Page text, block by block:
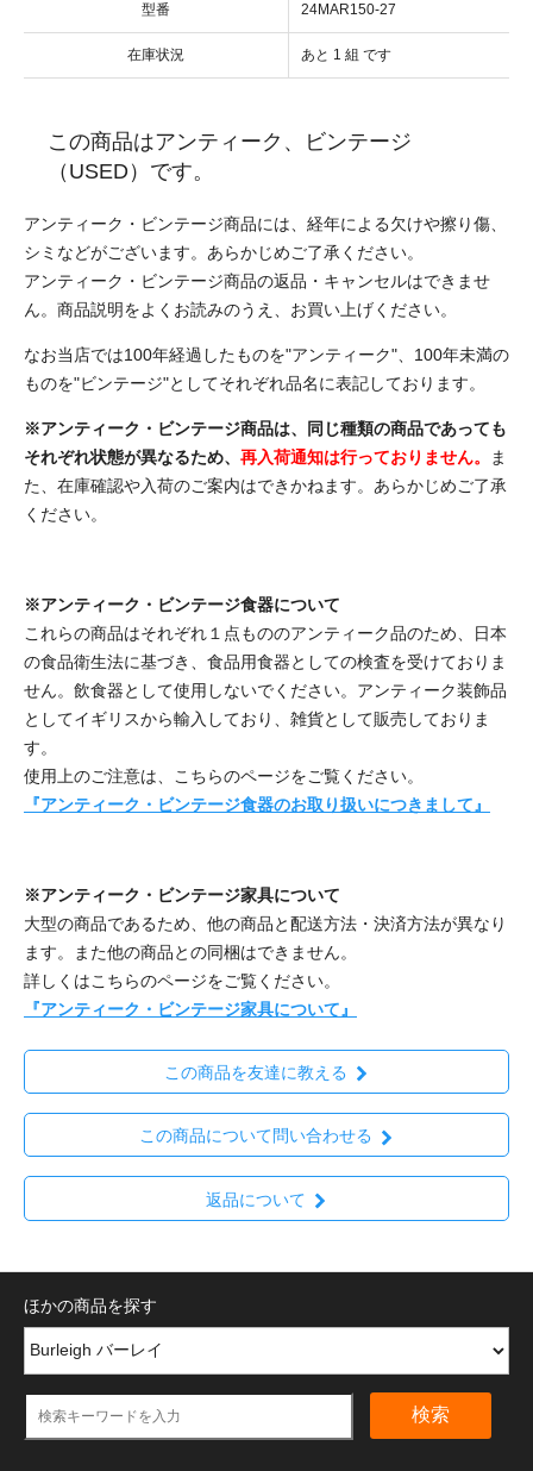
型番 24MAR150-27
在庫状況 あと 1 組 です
この商品はアンティーク、ビンテージ
（USED）です。
アンティーク・ビンテージ商品には、経年による欠けや擦り傷、
シミなどがございます。あらかじめご了承ください。
アンティーク・ビンテージ商品の返品・キャンセルはできませ
ん。商品説明をよくお読みのうえ、お買い上げください。
なお当店では100年経過したものを"アンティーク"、100年未満の
ものを"ビンテージ"としてそれぞれ品名に表記しております。
※アンティーク・ビンテージ商品は、同じ種類の商品であっても
それぞれ状態が異なるため、 再入荷通知は行っておりません。
ま
た、在庫確認や入荷のご案内はできかねます。あらかじめご了承
ください。
※アンティーク・ビンテージ食器について
これらの商品はそれぞれ１点もののアンティーク品のため、日本
の食品衛生法に基づき、食品用食器としての検査を受けておりま
せん。飲食器として使用しないでください。アンティーク装飾品
としてイギリスから輸入しており、雑貨として販売しておりま
す。
使用上のご注意は、こちらのページをご覧ください。
『アンティーク・ビンテージ食器のお取り扱いにつきまして』
※アンティーク・ビンテージ家具について
大型の商品であるため、他の商品と配送方法・決済方法が異なり
ます。また他の商品との同梱はできません。
詳しくはこちらのページをご覧ください。
『アンティーク・ビンテージ家具について』
この商品を友達に教える
この商品について問い合わせる
返品について
ほかの商品を探す
検索